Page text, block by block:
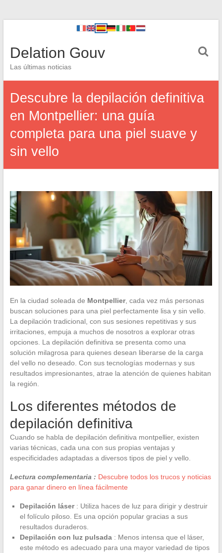
Delation Gouv
Las últimas noticias
Descubre la depilación definitiva
en Montpellier: una guía
completa para una piel suave y
sin vello
En la ciudad soleada de Montpellier, cada vez más personas
buscan soluciones para una piel perfectamente lisa y sin vello.
La depilación tradicional, con sus sesiones repetitivas y sus
irritaciones, empuja a muchos de nosotros a explorar otras
opciones. La depilación definitiva se presenta como una
solución milagrosa para quienes desean liberarse de la carga
del vello no deseado. Con sus tecnologías modernas y sus
resultados impresionantes, atrae la atención de quienes habitan
la región.
Los diferentes métodos de
depilación definitiva
Cuando se habla de depilación definitiva montpellier, existen
varias técnicas, cada una con sus propias ventajas y
especificidades adaptadas a diversos tipos de piel y vello.
Lectura complementaria : Descubre todos los trucos y noticias
para ganar dinero en línea fácilmente
Depilación láser : Utiliza haces de luz para dirigir y destruir
el folículo piloso. Es una opción popular gracias a sus
resultados duraderos.
Depilación con luz pulsada : Menos intensa que el láser,
este método es adecuado para una mayor variedad de tipos